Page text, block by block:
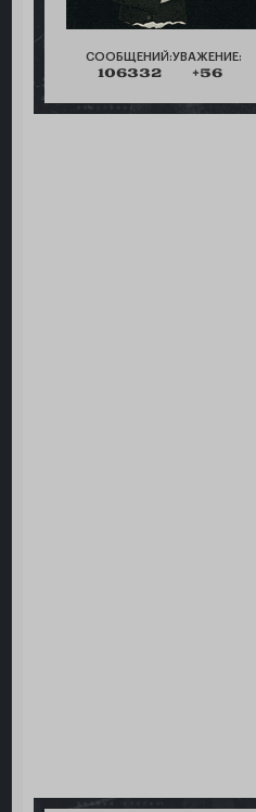
СООБЩЕНИЙ:
106332
УВАЖЕНИЕ:
+56